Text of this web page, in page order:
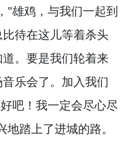
"雄鸡， 与我们一起到
比待在这儿等着杀头
。 要是我们轮着来
乐会了。 加入我们
吧！ 我一定会尽心尽
踏上了进城的路。